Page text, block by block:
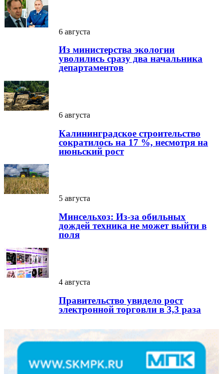
6 августа
Из министерства экологии
уволились сразу два начальника
департаментов
6 августа
Калининградское строительство
сократилось на 17 %, несмотря на
июньский рост
5 августа
Минсельхоз: Из-за обильных
дождей техника не может выйти в
поля
4 августа
Правительство увидело рост
электронной торговли в 3,3 раза